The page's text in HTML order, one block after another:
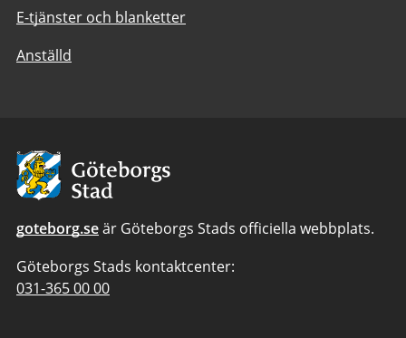
E-tjänster och blanketter
Anställd
Avsändare:
Göteborgs
Stad
goteborg.seär Göteborgs Stads officiella webbplats.
Göteborgs Stads kontaktcenter:
Telefonnummer
031-365 00 00